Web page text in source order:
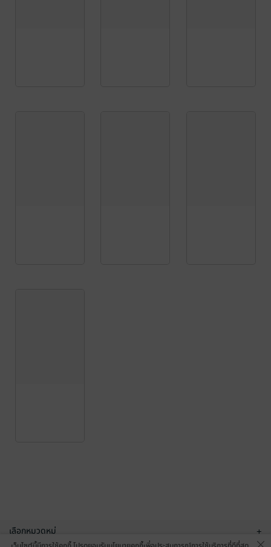
เลือกหมวดหมู่ +